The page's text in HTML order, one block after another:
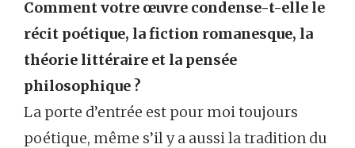
Comment votre œuvre condense-t-elle le
récit poétique, la fiction romanesque, la
théorie littéraire et la pensée
philosophique ?
La porte d’entrée est pour moi toujours
poétique, même s’il y a aussi la tradition du